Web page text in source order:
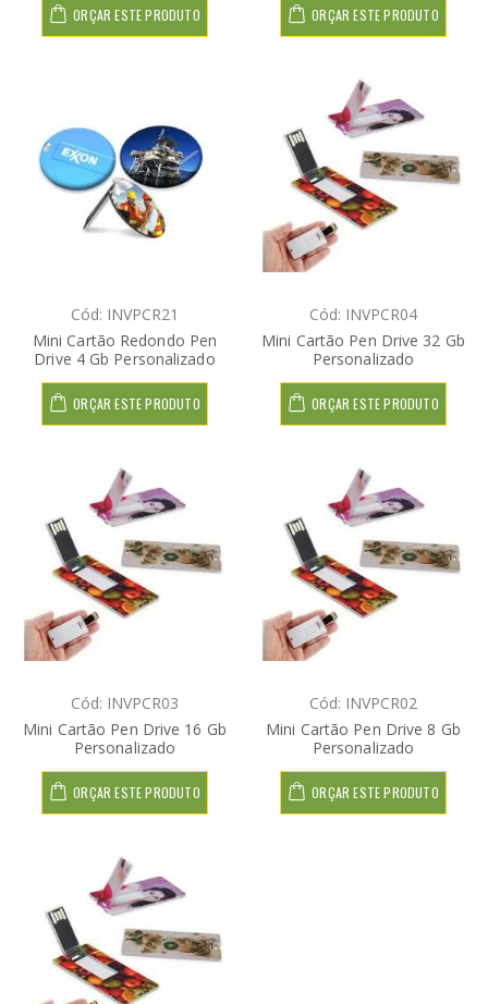
ORÇAR ESTE PRODUTO ORÇAR ESTE PRODUTO
Cód: INVPCR21
Mini Cartão Redondo Pen
Drive 4 Gb Personalizado
ORÇAR ESTE PRODUTO
Cód: INVPCR04
Mini Cartão Pen Drive 32 Gb
Personalizado
ORÇAR ESTE PRODUTO
Cód: INVPCR03
Mini Cartão Pen Drive 16 Gb
Personalizado
ORÇAR ESTE PRODUTO
Cód: INVPCR02
Mini Cartão Pen Drive 8 Gb
Personalizado
ORÇAR ESTE PRODUTO